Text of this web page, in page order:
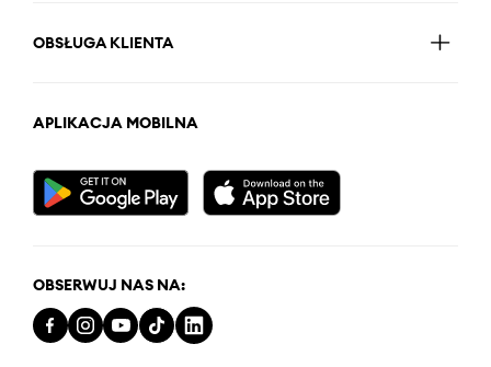
OBSŁUGA KLIENTA
APLIKACJA MOBILNA
OBSERWUJ NAS NA: